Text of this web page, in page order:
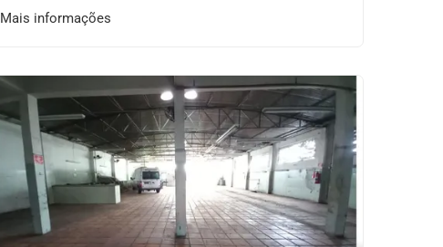
Mais informações